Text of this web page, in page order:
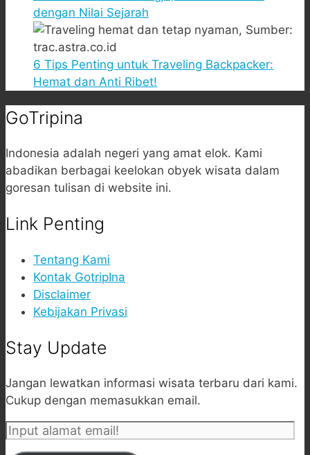
dengan Nilai Sejarah
6 Tips Penting untuk Traveling Backpacker:
Hemat dan Anti Ribet!
GoTripina
Indonesia adalah negeri yang amat elok. Kami
abadikan berbagai keelokan obyek wisata dalam
goresan tulisan di website ini.
Link Penting
Tentang Kami
Kontak GotripIna
Disclaimer
Kebijakan Privasi
Stay Update
Jangan lewatkan informasi wisata terbaru dari kami.
Cukup dengan memasukkan email.
Input